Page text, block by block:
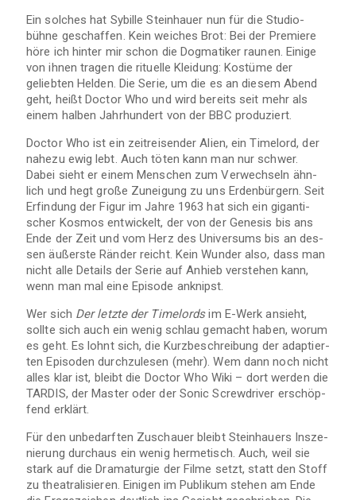
Ein sol­ches hat Sybille Stein­hauer nun für die Stu­dio­
bühne geschaf­fen. Kein wei­ches Brot: Bei der Pre­miere
höre ich hin­ter mir schon die Dog­ma­ti­ker rau­nen. Einige
von ihnen tra­gen die ritu­elle Klei­dung: Kos­tüme der
gelieb­ten Hel­den. Die Serie, um die es an die­sem Abend
geht, heißt Doc­tor Who und wird bereits seit mehr als
einem hal­ben Jahr­hun­dert von derBBC produziert.
Doc­tor Who ist ein zeit­rei­sen­der Alien, ein Timel­ord, der
nahezu ewig lebt. Auch töten kann man nur schwer.
Dabei sieht er einem Men­schen zum Ver­wech­seln ähn­
lich und hegt große Zunei­gung zu uns Erden­bür­gern. Seit
Erfin­dung der Figur im Jahre 1963 hat sich ein gigan­ti­
scher Kos­mos ent­wi­ckelt, der von der Gene­sis bis ans
Ende der Zeit und vom Herz des Uni­ver­sums bis an des­
sen äußerste Rän­der reicht. Kein Wun­der also, dass man
nicht alle Details der Serie auf Anhieb ver­ste­hen kann,
wenn man mal eine Epi­sode anknipst.
Wer sich Der letzte der Timelordsim E-Werk ansieht,
sollte sich auch ein wenig schlau gemacht haben, worum
es geht. Es lohnt sich, die Kurz­be­schrei­bung der adap­tier­
ten Epi­so­den durch­zu­le­sen (mehr). Wem dann noch nicht
alles klar ist, bleibt die Doc­tor Who Wiki – dort wer­den die
TARDIS, der Mas­ter oder der Sonic Screw­dri­ver erschöp­
fend erklärt.
Für den unbe­darf­ten Zuschauer bleibt Stein­hau­ers Insze­
nie­rung durch­aus ein wenig her­me­tisch. Auch, weil sie
stark auf die Dra­ma­tur­gie der Filme setzt, statt den Stoff
zu thea­tra­li­sie­ren. Eini­gen im Publi­kum ste­hen am Ende